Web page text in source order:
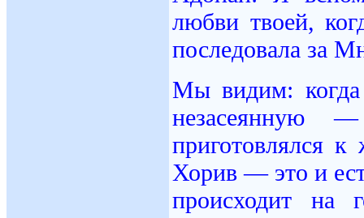
любви твоей,
последовала за
Мы видим:
незасеянную
приготовлялся
Хорив — это и
происходит на